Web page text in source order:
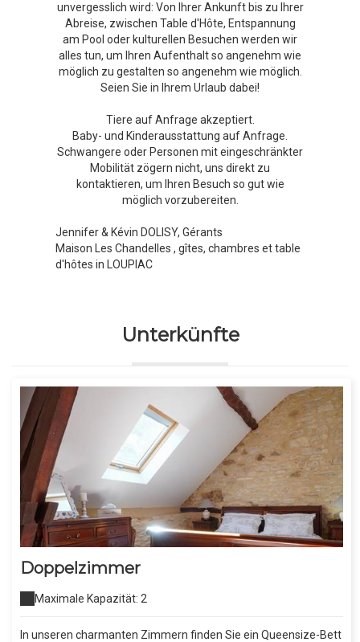
unvergesslich wird: Von Ihrer Ankunft bis zu Ihrer
Abreise, zwischen Table d'Hôte, Entspannung
am Pool oder kulturellen Besuchen werden wir
alles tun, um Ihren Aufenthalt so angenehm wie
möglich zu gestalten so angenehm wie möglich.
Seien Sie in Ihrem Urlaub dabei!
Tiere auf Anfrage akzeptiert.
Baby- und Kinderausstattung auf Anfrage.
Schwangere oder Personen mit eingeschränkter
Mobilität zögern nicht, uns direkt zu
kontaktieren, um Ihren Besuch so gut wie
möglich vorzubereiten.
Jennifer & Kévin DOLISY, Gérants
Maison Les Chandelles , gîtes, chambres et table
d'hôtes in LOUPIAC
Unterkünfte
Doppelzimmer
Maximale Kapazität: 2
In unseren charmanten Zimmern finden Sie ein Queensize-Bett